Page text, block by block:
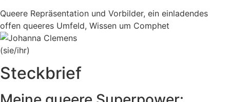
Queere Repräsentation und Vorbilder, ein einladendes
offen queeres Umfeld, Wissen um Comphet
(sie/ihr)
Steckbrief